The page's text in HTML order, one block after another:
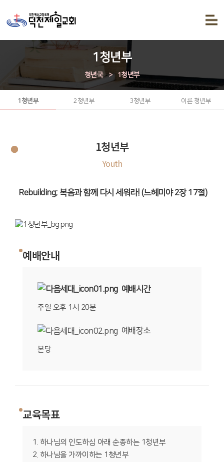
1청년부
청년국 > 1청년부
1청년부 2청년부 3청년부 이른 청년부
1청년부
Youth
Rebuilding; 복음과 함께 다시 세워라! (느헤미야 2장 17절)
예배안내
예배시간
주일 오후 1시 20분
예배장소
본당
교육목표
1. 하나님의 인도하심 아래 순종하는 1청년부
2. 하나님을 가까이하는 1청년부